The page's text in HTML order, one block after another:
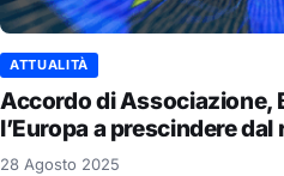
ATTUALITÀ
Accordo di Associazione,
l’Europa a prescindere
28 Agosto 2025